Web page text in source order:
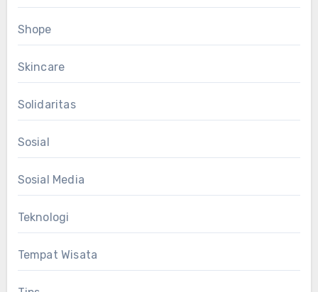
Shope
Skincare
Solidaritas
Sosial
Sosial Media
Teknologi
Tempat Wisata